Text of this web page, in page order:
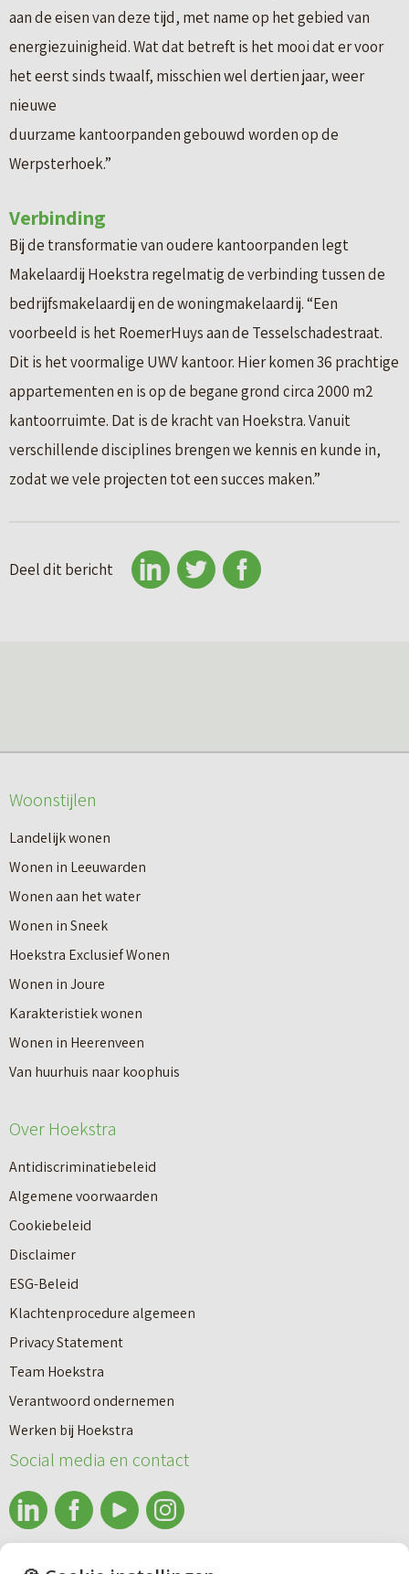
Nieuwbouw
Huren
aan de eisen van deze tijd, met name op het gebied van
energiezuinigheid. Wat dat betreft is het mooi dat er voor
het eerst sinds twaalf, misschien wel dertien jaar, weer
nieuwe
duurzame kantoorpanden gebouwd worden op de
Werpsterhoek.”
Verbinding
Bij de transformatie van oudere kantoorpanden legt
Makelaardij Hoekstra regelmatig de verbinding tussen de
bedrijfsmakelaardij en de woningmakelaardij. “Een
voorbeeld is het RoemerHuys aan de Tesselschadestraat.
Dit is het voormalige UWV kantoor. Hier komen 36 prachtige
appartementen en is op de begane grond circa 2000 m2
kantoorruimte. Dat is de kracht van Hoekstra. Vanuit
verschillende disciplines brengen we kennis en kunde in,
zodat we vele projecten tot een succes maken.”
Deel dit bericht
Woonstijlen
Landelijk wonen
Wonen in Leeuwarden
Wonen aan het water
Wonen in Sneek
Hoekstra Exclusief Wonen
Wonen in Joure
Karakteristiek wonen
Wonen in Heerenveen
Van huurhuis naar koophuis
Over Hoekstra
Antidiscriminatiebeleid
Algemene voorwaarden
Cookiebeleid
Disclaimer
ESG-Beleid
Klachtenprocedure algemeen
Privacy Statement
Team Hoekstra
Verantwoord ondernemen
Werken bij Hoekstra
Social media en contact
info@makelaardijhoekstra.nl